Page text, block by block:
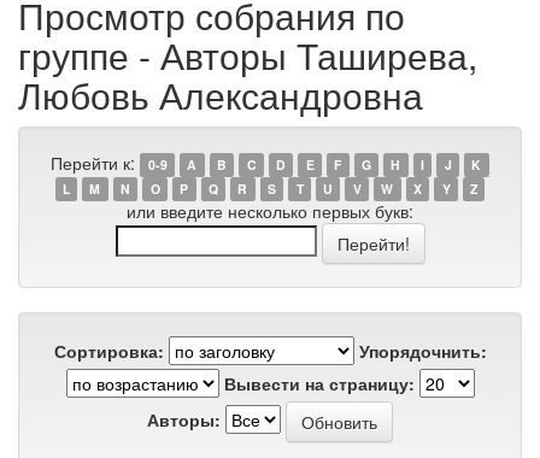
Просмотр собрания по
группе - Авторы Таширева,
Любовь Александровна
Перейти к: 0-9 A B C D E F G H I J
K
L
M N O P Q R S T U V W X Y Z
или введите несколько первых букв:
Сортировка:
Упорядочнить:
Вывести на страницу:
Авторы: